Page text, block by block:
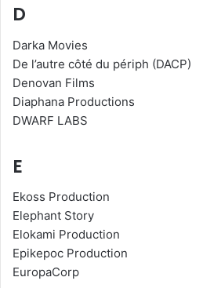
D
Darka Movies
De l’autre côté du périph (DACP)
Denovan Films
Diaphana Productions
DWARF LABS
E
Ekoss Production
Elephant Story
Elokami Production
Epikepoc Production
EuropaCorp